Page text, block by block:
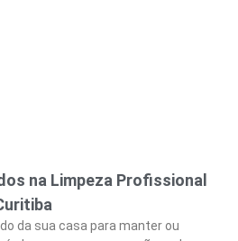
na Limpeza Profissional
da sua casa para manter ou